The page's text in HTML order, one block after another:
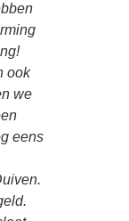
ook
we
eens